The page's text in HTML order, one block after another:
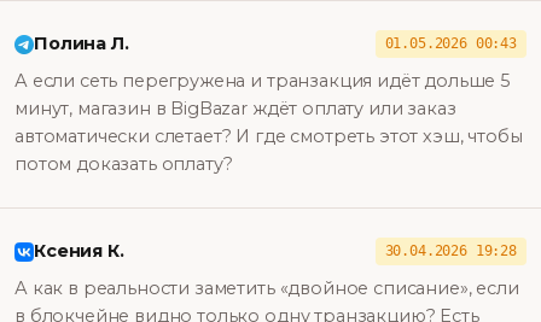
Полина Л. 01.05.2026 00:43
А если сеть перегружена и транзакция идёт дольше 5
минут, магазин в BigBazar ждёт оплату или заказ
автоматически слетает? И где смотреть этот хэш, чтобы
потом доказать оплату?
Ксения К. 30.04.2026 19:28
А как в реальности заметить «двойное списание», если
в блокчейне видно только одну транзакцию? Есть